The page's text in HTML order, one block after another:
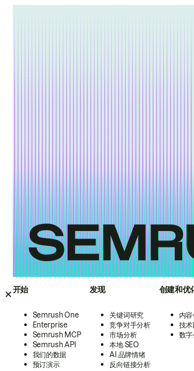
开始
Semrush One
Enterprise
Semrush MCP
Semrush API
我们的数据
预订演示
发现
关键词研究
竞争对手分析
市场分析
本地 SEO
AI 品牌情绪
反向链接分析
创建和优
内
技
数